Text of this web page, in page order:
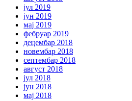
јул 2019
јун 2019
мај 2019
фебруар 2019
децембар 2018
новембар 2018
септембар 2018
август 2018
јул 2018
јун 2018
мај 2018